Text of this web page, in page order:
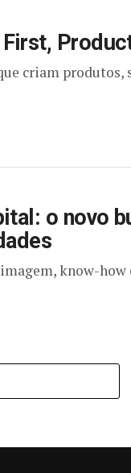
criam produtos,
o novo
know-how